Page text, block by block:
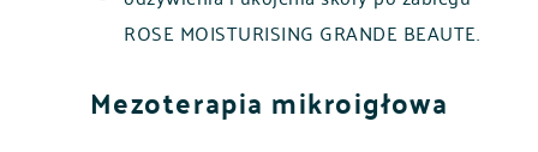
ROSE MOISTURISING GRANDE BEAUTE.
Mezoterapia mikroigłowa